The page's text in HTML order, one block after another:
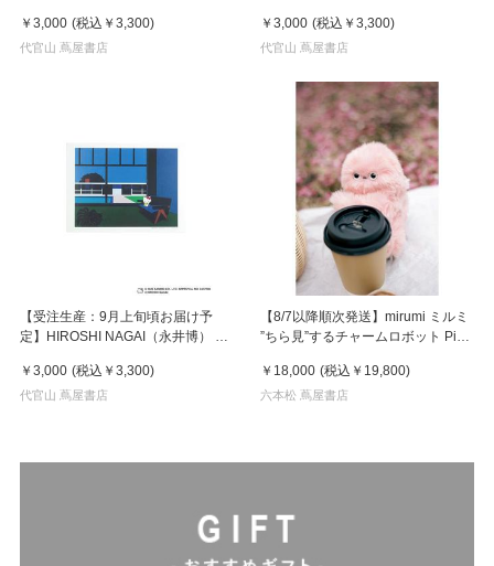
スター / KTHN-PT Untitled 2
￥3,000 (税込 ￥3,300)
代官山 蔦屋書店
スター / KTHN-PT Untitled 5
￥3,000 (税込 ￥3,300)
代官山 蔦屋書店
【受注生産：9月上旬頃お届け予
定】HIROSHI NAGAI（永井博） ×
スター / KTHN-PT Untitled 4
￥3,000 (税込 ￥3,300)
代官山 蔦屋書店
【8/7以降順次発送】mirumi ミルミ
”ちら見”するチャームロボット Pink
￥18,000 (税込 ￥19,800)
六本松 蔦屋書店